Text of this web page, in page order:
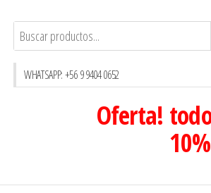
WHATSAPP: +56 9 9404 0652
Oferta!